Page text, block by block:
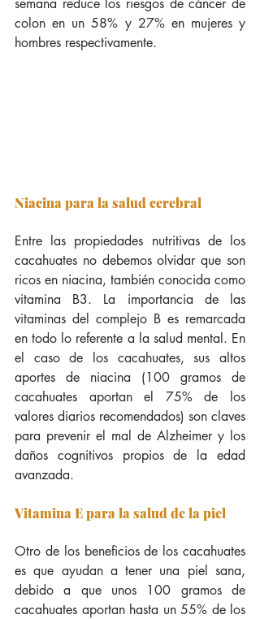
colon en un 58% y 27% en mujeres y
hombres respectivamente.
Niacina para la salud cerebral
Entre las propiedades nutritivas de los
cacahuates no debemos olvidar que son
ricos en niacina, también conocida como
vitamina B3. La importancia de las
vitaminas del complejo B es remarcada
en todo lo referente a la salud mental. En
el caso de los cacahuates, sus altos
aportes de niacina (100 gramos de
cacahuates aportan el 75% de los
valores diarios recomendados) son claves
para prevenir el mal de Alzheimer y los
daños cognitivos propios de la edad
avanzada.
Vitamina E para la salud de la piel
Otro de los beneficios de los cacahuates
es que ayudan a tener una piel sana,
debido a que unos 100 gramos de
cacahuates aportan hasta un 55% de los